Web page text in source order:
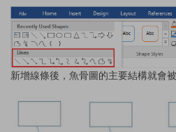
新增線條後，魚骨圖的主要結構就會被